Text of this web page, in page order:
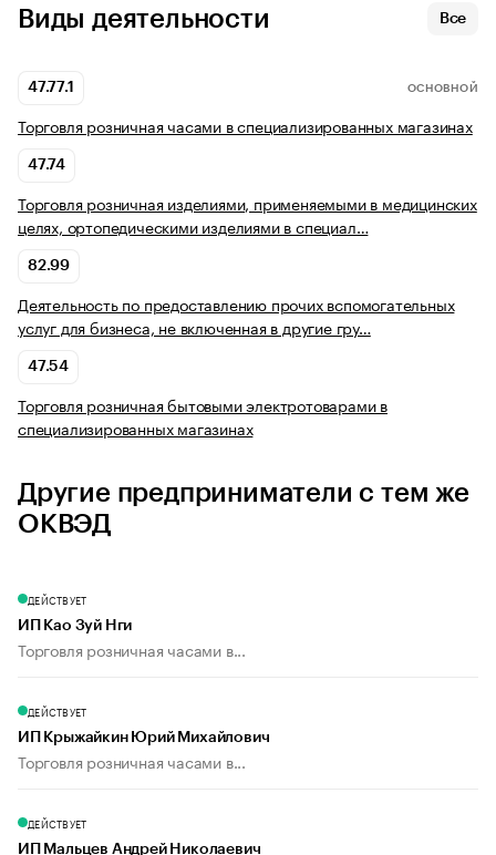
Виды деятельности Все
47.77.1 ОСНОВНОЙ
Торговля розничная часами в специализированных магазинах
47.74
Торговля розничная изделиями, применяемыми в медицинских
целях, ортопедическими изделиями в специал…
82.99
Деятельность по предоставлению прочих вспомогательных
услуг для бизнеса, не включенная в другие гру…
47.54
Торговля розничная бытовыми электротоварами в
специализированных магазинах
Другие предприниматели с тем же
ОКВЭД
ДЕЙСТВУЕТ
ИП Као Зуй Нги
Торговля розничная часами в...
ДЕЙСТВУЕТ
ИП Крыжайкин Юрий Михайлович
Торговля розничная часами в...
ДЕЙСТВУЕТ
ИП Мальцев Андрей Николаевич